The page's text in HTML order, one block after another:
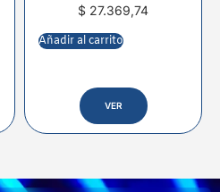
$ 27.369,74
Añadir al carrito
VER